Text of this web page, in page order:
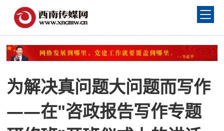
为解决真问题大问题而写作
——在"咨政报告写作专题